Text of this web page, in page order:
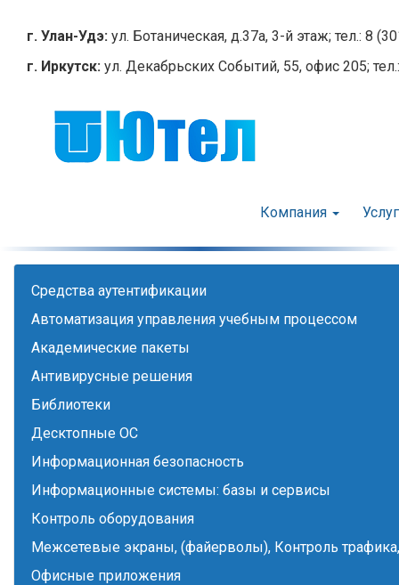
содержанию
г. Улан-Удэ: ул. Ботаническая, д.37а, 3-й этаж; тел.: 8
г. Иркутск: ул. Декабрьских Событий, 55, офис 205;
Компания
Cредства аутентификации
Автоматизация управления учебным процессом
Академические пакеты
Антивирусные решения
Библиотеки
Десктопные ОС
Информационная безопасность
Информационные системы: базы и сервисы
Контроль оборудования
Межсетевые экраны, (файерволы), Контроль
Офисные приложения